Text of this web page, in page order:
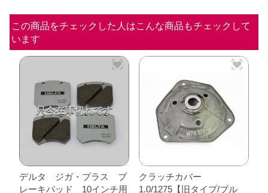
ス
用
【旧
ー】
個
この商品をチェックした人はこんな商品もチェックして
います
デルタ ジガ・プラス ブ
レーキパッド 10インチ用
クラッチカバー
1.0/1275【旧タイプ/ブル